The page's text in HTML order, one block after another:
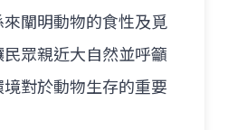
闡明動物的食性及覓
眾親近大自然並呼籲
對於動物生存的重要